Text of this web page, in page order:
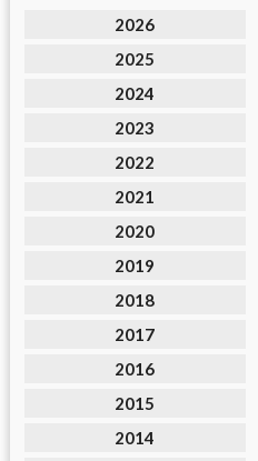
2026
2025
2024
2023
2022
2021
2020
2019
2018
2017
2016
2015
2014